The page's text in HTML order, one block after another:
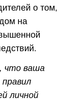
о том,
на
что ваша
личной